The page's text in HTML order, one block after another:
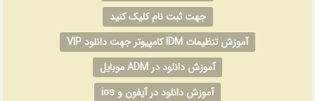
جهت ثبت نام کلیک کنید
آموزش تنظیمات IDM کامپیوتر جهت دانلود VIP
آموزش دانلود در ADM موبایل
آموزش دانلود در آیفون و ios